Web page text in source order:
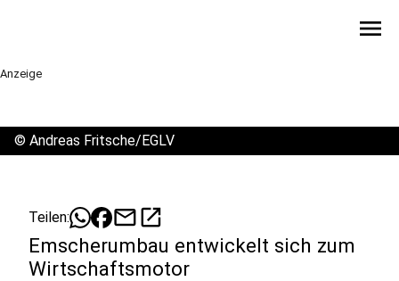
menu
Anzeige
© Andreas Fritsche/EGLV
Teilen: mailopen_in_new
Emscherumbau entwickelt sich zum
Wirtschaftsmotor